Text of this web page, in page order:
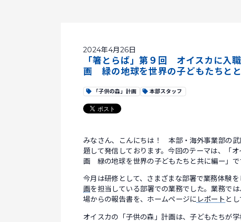
2024年4月26日
「箸とらば」第９回 オイスカに入
画 緑の地球を世界の子どもたちと
「子供の森」計画 本部スタッフ
みなさん、こんにちは！ 本部・海外事業部の
題して発信しております。今回のテーマは、
画 緑の地球を世界の子どもたちと共に編ー」で
今月は研修として、さまざまな部署で業務体験
画を担当している部署での業務でした。業務で
場からの報告書を、ホームページに レポート と
オイスカの「子供の森」計画は、子どもたちが